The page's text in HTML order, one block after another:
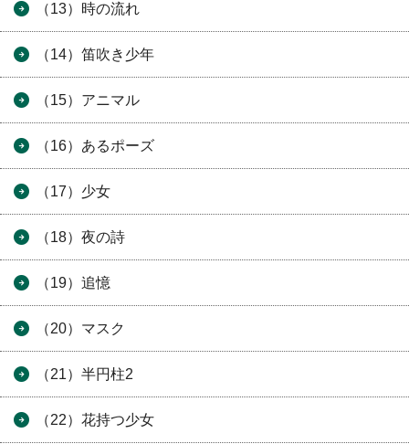
（13）時の流れ
（14）笛吹き少年
（15）アニマル
（16）あるポーズ
（17）少女
（18）夜の詩
（19）追憶
（20）マスク
（21）半円柱2
（22）花持つ少女